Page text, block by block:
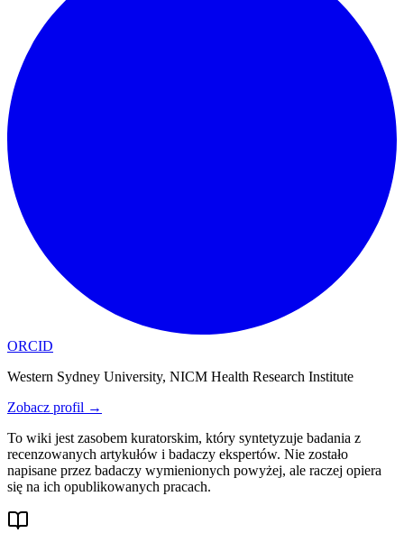
ORCID
Western Sydney University, NICM Health Research Institute
Zobacz profil →
To wiki jest zasobem kuratorskim, który syntetyzuje badania z
recenzowanych artykułów i badaczy ekspertów. Nie zostało
napisane przez badaczy wymienionych powyżej, ale raczej opiera
się na ich opublikowanych pracach.